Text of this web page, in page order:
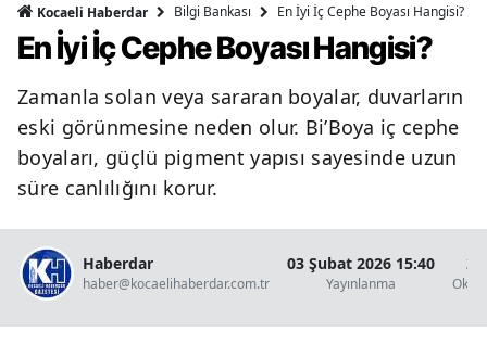
Kocaeli Haberdar Bilgi Bankası En İyi İç Cephe Boyası Hangisi?
En İyi İç Cephe Boyası Hangisi?
Zamanla solan veya sararan boyalar, duvarların
eski görünmesine neden olur. Bi’Boya iç cephe
boyaları, güçlü pigment yapısı sayesinde uzun
süre canlılığını korur.
Haberdar
haber@kocaelihaberdar.com.tr
03 Şubat 2026 15:40
Yayınlanma
2